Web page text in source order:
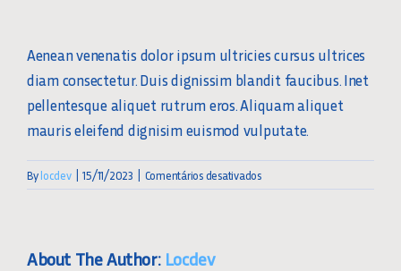
Aenean venenatis dolor ipsum ultricies cursus ultrices
diam consectetur. Duis dignissim blandit faucibus. Inet
pellentesque aliquet rutrum eros. Aliquam aliquet
mauris eleifend dignisim euismod vulputate.
Bylocdev 15/11/2023 Comentários desativadosem
How
About The Author: Locdev